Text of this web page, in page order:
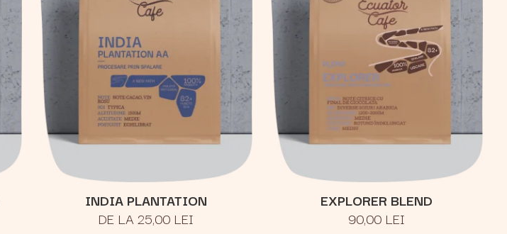
INDIA PLANTATION
DE LA 25,00 LEI
EXPLORER BLEND
90,00 LEI